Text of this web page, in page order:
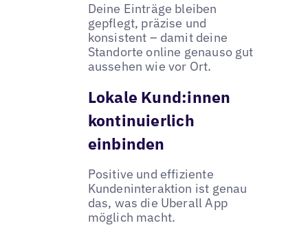
Deine Einträge bleiben
gepflegt, präzise und
konsistent – damit deine
Standorte online genauso gut
aussehen wie vor Ort.
Lokale Kund:innen
kontinuierlich
einbinden
Positive und effiziente
Kundeninteraktion ist genau
das, was die Uberall App
möglich macht.